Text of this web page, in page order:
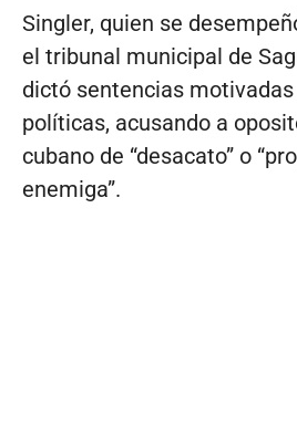
Singler, quien se
el tribunal municipal de
dictó sentencias
políticas, acusando a
cubano de “desacato” o
enemiga”.